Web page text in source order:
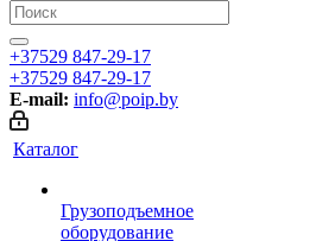
+37529 847-29-17‬
+37529 847-29-17‬
E-mail: info@poip.by
Каталог
Грузоподъемное
оборудование